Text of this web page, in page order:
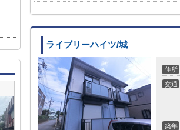
ライブリーハイツ/城
住所
交通
築年